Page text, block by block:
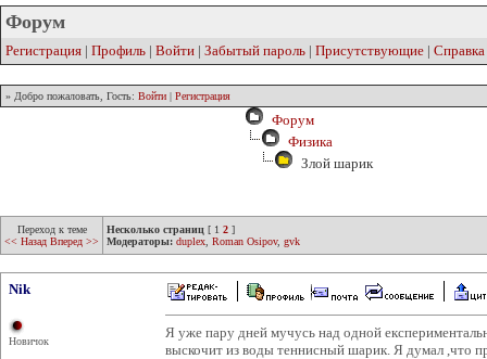
Форум
Регистрация | Профиль | Войти | Забытый пароль | Присутствующие | Справка
» Добро пожаловать, Гость: Войти | Регистрация
Форум
Физика
Злой шарик
Переход к теме
<< Назад Вперед >>
Несколько страниц [ 1 2 ]
Модераторы: duplex Roman Osipov, gvk
Nik
Новичок
Я уже пару дней мучусь над одной
выскочит из воды теннисный шарик. Я думал ,что